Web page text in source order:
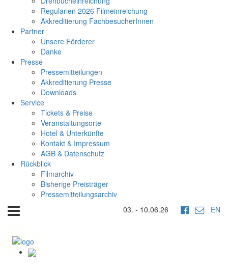
Regularien 2026 Filmeinreichung
Akkreditierung FachbesucherInnen
Partner
Unsere Förderer
Danke
Presse
Pressemitteilungen
Akkreditierung Presse
Downloads
Service
Tickets & Preise
Veranstaltungsorte
Hotel & Unterkünfte
Kontakt & Impressum
AGB & Datenschutz
Rückblick
Filmarchiv
Bisherige Preisträger
Pressemitteilungsarchiv
03. - 10.06.26
EN